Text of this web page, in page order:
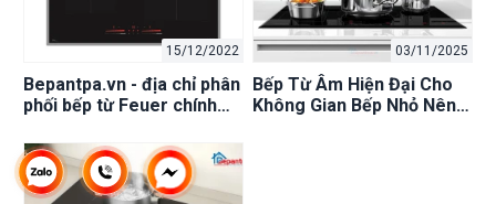
15/12/2022
Bepantpa.vn - địa chỉ phân
phối bếp từ Feuer chính
03/11/2025
Bếp Từ Âm Hiện Đại Cho
Không Gian Bếp Nhỏ Nên